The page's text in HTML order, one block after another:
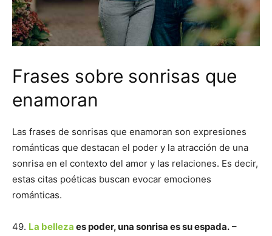
Frases sobre sonrisas que
enamoran
Las frases de sonrisas que enamoran son expresiones
románticas que destacan el poder y la atracción de una
sonrisa en el contexto del amor y las relaciones. Es decir,
estas citas poéticas buscan evocar emociones
románticas.
49. La belleza es poder, una sonrisa es su espada. –